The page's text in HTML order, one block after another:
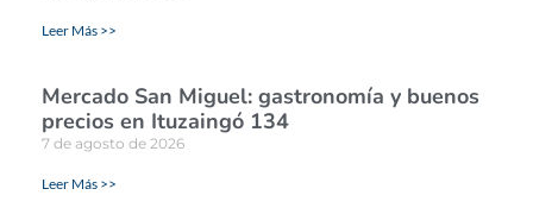
Leer Más >>
Mercado San Miguel: gastronomía y buenos
precios en Ituzaingó 134
7 de agosto de 2026
Leer Más >>